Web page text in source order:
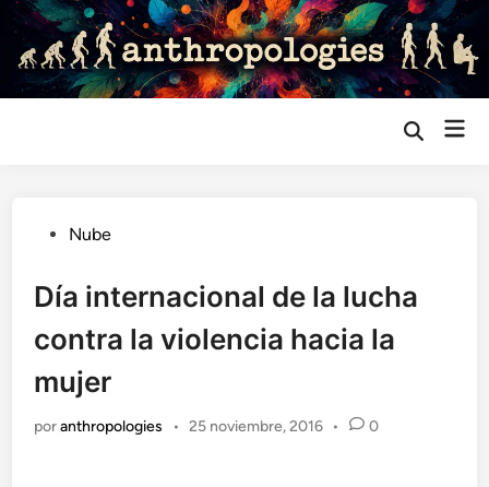
Saltar
contenido
Abrir
Publicado
Nube
Día internacional de la lucha
contra la violencia hacia la
mujer
poranthropologies • 25 noviembre, 2016 • 0